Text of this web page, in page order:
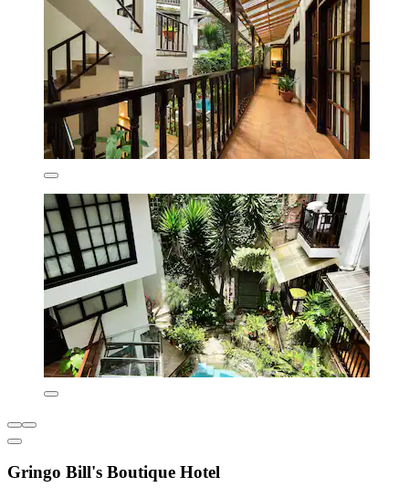
Gringo Bill's Boutique Hotel